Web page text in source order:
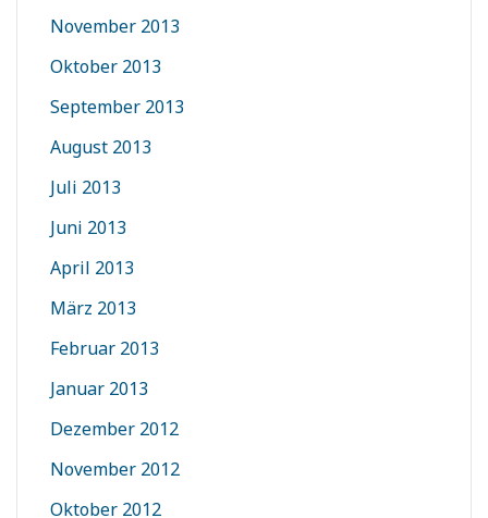
November 2013
Oktober 2013
September 2013
August 2013
Juli 2013
Juni 2013
April 2013
März 2013
Februar 2013
Januar 2013
Dezember 2012
November 2012
Oktober 2012